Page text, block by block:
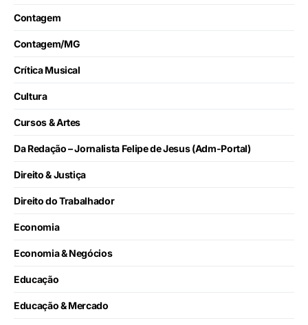
Contagem
Contagem/MG
Crítica Musical
Cultura
Cursos & Artes
Da Redação – Jornalista Felipe de Jesus (Adm-Portal)
Direito & Justiça
Direito do Trabalhador
Economia
Economia & Negócios
Educação
Educação & Mercado